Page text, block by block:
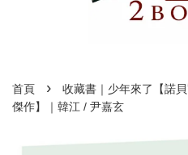
首頁 ›
收藏書｜少年來了【諾
傑作】｜韓江 / 尹嘉玄